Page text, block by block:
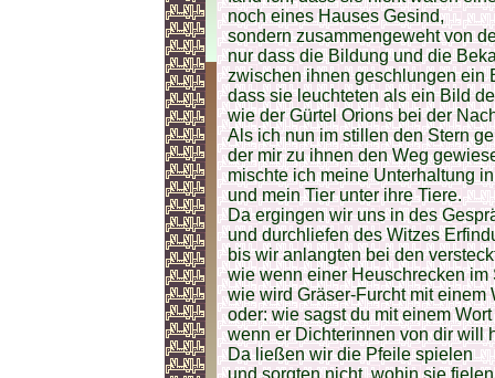
noch eines Hauses Gesind,
sondern zusammengeweht von
nur dass die Bildung und die
zwischen ihnen geschlungen ein
dass sie leuchteten als ein Bild
wie der Gürtel Orions bei der
Als ich nun im stillen den Stern
der mir zu ihnen den Weg
mischte ich meine Unterhaltung
und mein Tier unter ihre Tiere.
Da ergingen wir uns in des
und durchliefen des Witzes
bis wir anlangten bei den
wie wenn einer Heuschrecken im
wie wird Gräser-Furcht mit einem
oder: wie sagst du mit einem
wenn er Dichterinnen von dir will
Da ließen wir die Pfeile spielen
und sorgten nicht, wohin sie